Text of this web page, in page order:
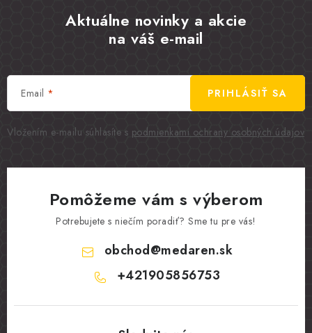
Aktuálne novinky a akcie
na váš e-mail
Email
Vložením e-mailu súhlasíte s podmienkami ochrany osobných údajov
PRIHLÁSIŤ SA
Pomôžeme vám s výberom
Potrebujete s niečím poradiť? Sme tu pre vás!
obchod@medaren.sk
+421905856753